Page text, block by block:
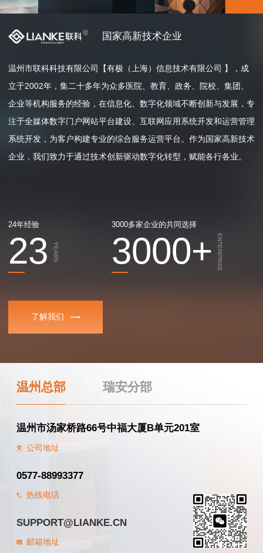
国家高新技术企业
温州市联科科技有限公司【有极（上海）信息技术有限公司 】，成
立于2002年，集二十多年为众多医院、教育、政务、院校、集团、
企业等机构服务的经验，在信息化、数字化领域不断创新与发展，专
注于全媒体数字门户网站平台建设、互联网应用系统开发和运营管理
系统开发，为客户构建专业的综合服务运营平台。作为国家高新技术
企业，我们致力于通过技术创新驱动数字化转型，赋能各行各业。
24年经验
23
3000多家企业的共同选择
3000+
了解我们
温州总部 瑞安分部
温州市汤家桥路66号中福大厦B单元201室
公司地址
0577-88993377
热线电话
SUPPORT@LIANKE.CN
邮箱地址